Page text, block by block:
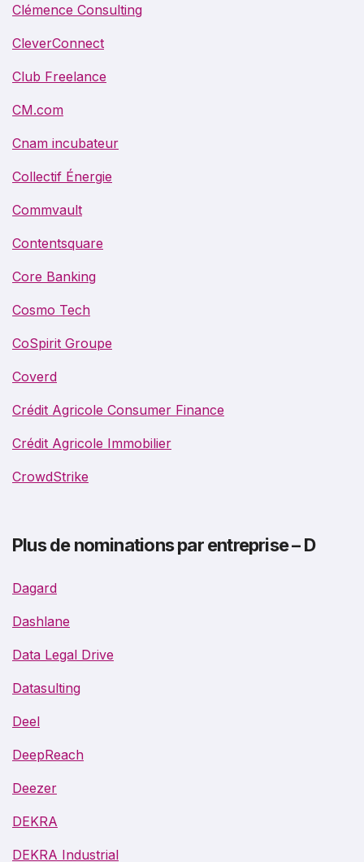
Clémence Consulting
CleverConnect
Club Freelance
CM.com
Cnam incubateur
Collectif Énergie
Commvault
Contentsquare
Core Banking
Cosmo Tech
CoSpirit Groupe
Coverd
Crédit Agricole Consumer Finance
Crédit Agricole Immobilier
CrowdStrike
Plus de nominations par entreprise – D
Dagard
Dashlane
Data Legal Drive
Datasulting
Deel
DeepReach
Deezer
DEKRA
DEKRA Industrial